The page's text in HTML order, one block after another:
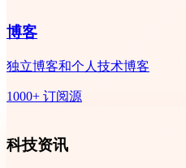
博客
独立博客和个人技术博客
1000+ 订阅源
科技资讯